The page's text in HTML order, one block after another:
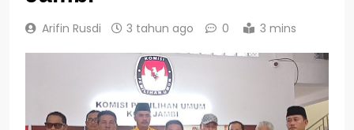
Arifin Rusdi 3 tahun ago 0 3 mins